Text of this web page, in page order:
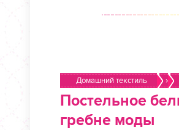
Домашний текстиль ›
Постельное
гребне моды